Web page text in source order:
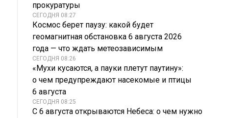
прокуратуры
СЕГОДНЯ 08:27
Космос берет паузу: какой будет
геомагнитная обстановка 6 августа 2026
года — что ждать метеозависимым
СЕГОДНЯ 08:26
«Мухи кусаются, а пауки плетут паутину»:
о чем предупреждают насекомые и птицы
6 августа
СЕГОДНЯ 08:25
С 6 августа открываются Небеса: о чем нужно